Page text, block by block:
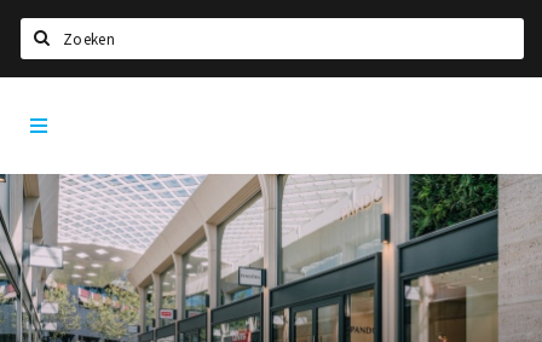
Home
Agenda
Deals
Nieuws, interviews & blogs
Eten